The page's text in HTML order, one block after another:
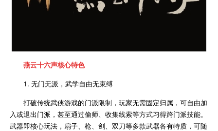
燕云十六声核心特色
1. 无门无派，武学自由无束缚
打破传统武侠游戏的门派限制，玩家无需固定归属，可自由加
入或退出门派，甚至通过偷师、收集线索等方式习得跨门派技能。
武器即核心玩法，扇子、枪、剑、双刀等多款武器各有特质，可随